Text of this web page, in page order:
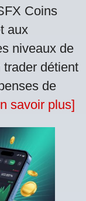
Coins
aux
niveaux de
détient
de
savoir plus]